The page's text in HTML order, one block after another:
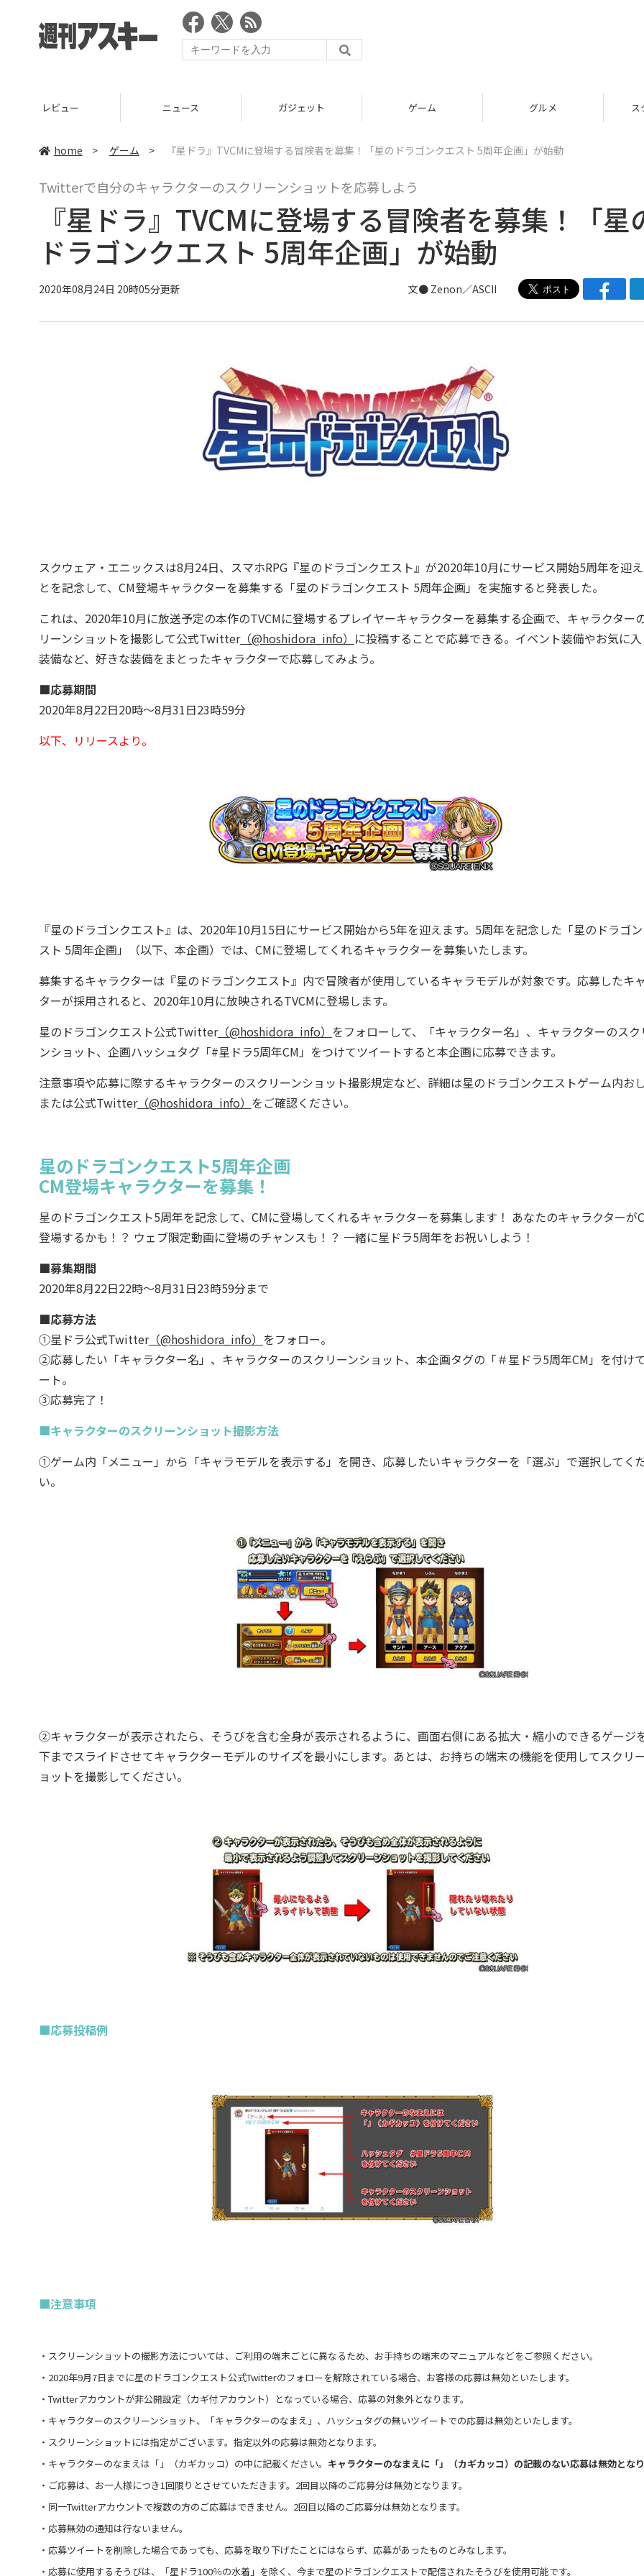
ニュース ガジェット ゲーム グルメ スタートアップ
home > ゲーム > 『星ドラ』TVCMに登場する冒険者を募集！「星のドラゴンクエスト 5周年企画」が始動
Twitterで自分のキャラクターのスクリーンショットを応募しよう
『星ドラ』TVCMに登場する冒険者を募集！「星
ドラゴンクエスト 5周年企画」が始動
2020年08月24日 20時05分更新 文● Zenon／ASCII
スクウェア・エニックスは8月24日、スマホRPG『星のドラゴンクエスト』が2020年10月にサービス開始5周年を迎
とを記念して、CM登場キャラクターを募集する「星のドラゴンクエスト 5周年企画」を実施すると発表した。
これは、2020年10月に放送予定の本作のTVCMに登場するプレイヤーキャラクターを募集する企画で、キャラクター
リーンショットを撮影して公式Twitter（@hoshidora_info） に投稿することで応募できる。イベント装備やお気に
装備など、好きな装備をまとったキャラクターで応募してみよう。
■応募期間
2020年8月22日20時～8月31日23時59分
以下、リリースより。
『星のドラゴンクエスト』は、2020年10月15日にサービス開始から5年を迎えます。5周年を記念した「星のドラゴ
スト 5周年企画」（以下、本企画）では、CMに登場してくれるキャラクターを募集いたします。
募集するキャラクターは『星のドラゴンクエスト』内で冒険者が使用しているキャラモデルが対象です。応募したキ
ターが採用されると、2020年10月に放映されるTVCMに登場します。
星のドラゴンクエスト公式Twitter（@hoshidora_info） をフォローして、「キャラクター名」、キャラクターのスク
ンショット、企画ハッシュタグ「#星ドラ5周年CM」をつけてツイートすると本企画に応募できます。
注意事項や応募に際するキャラクターのスクリーンショット撮影規定など、詳細は星のドラゴンクエストゲーム内お
または公式Twitter（@hoshidora_info） をご確認ください。
星のドラゴンクエスト5周年企画
CM登場キャラクターを募集！
星のドラゴンクエスト5周年を記念して、CMに登場してくれるキャラクターを募集します！ あなたのキャラクターが
登場するかも！？ ウェブ限定動画に登場のチャンスも！？ 一緒に星ドラ5周年をお祝いしよう！
■募集期間
2020年8月22日22時～8月31日23時59分まで
■応募方法
①星ドラ公式Twitter（@hoshidora_info） をフォロー。
②応募したい「キャラクター名」、キャラクターのスクリーンショット、本企画タグの「＃星ドラ5周年CM」を付け
ート。
③応募完了！
■キャラクターのスクリーンショット撮影方法
①ゲーム内「メニュー」から「キャラモデルを表示する」を開き、応募したいキャラクターを「選ぶ」で選択してく
い。
②キャラクターが表示されたら、そうびを含む全身が表示されるように、画面右側にある拡大・縮小のできるゲージ
下までスライドさせてキャラクターモデルのサイズを最小にします。あとは、お持ちの端末の機能を使用してスクリ
ョットを撮影してください。
■応募投稿例
■注意事項
・スクリーンショットの撮影方法については、ご利用の端末ごとに異なるため、お手持ちの端末のマニュアルなどをご参照ください。
・2020年9月7日までに星のドラゴンクエスト公式Twitterのフォローを解除されている場合、お客様の応募は無効といたします。
・Twitterアカウントが非公開設定（カギ付アカウント）となっている場合、応募の対象外となります。
・キャラクターのスクリーンショット、「キャラクターのなまえ」、ハッシュタグの無いツイートでの応募は無効といたします。
・スクリーンショットには指定がございます。指定以外の応募は無効となります。
・キャラクターのなまえは「」（カギカッコ）の中に記載ください。 キャラクターのなまえに「」（カギカッコ）の記載のない応募は無効とな
・ご応募は、お一人様につき1回限りとさせていただきます。2回目以降のご応募分は無効となります。
・同一Twitterアカウントで複数の方のご応募はできません。2回目以降のご応募分は無効となります。
・応募無効の通知は行ないません。
・応募ツイートを削除した場合であっても、応募を取り下げたことにはならず、応募があったものとみなします。
・応募に使用するそうびは、「星ドラ100％の水着」を除く、今まで星のドラゴンクエストで配信されたそうびを使用可能です。